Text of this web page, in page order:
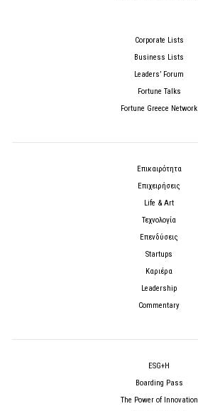
Corporate Lists
Business Lists
Leaders’ Forum
Fortune Talks
Fortune Greece Network
Επικαιρότητα
Επιχειρήσεις
Life & Art
Τεχνολογία
Επενδύσεις
Startups
Καριέρα
Leadership
Commentary
ESG+H
Boarding Pass
The Power of Innovation